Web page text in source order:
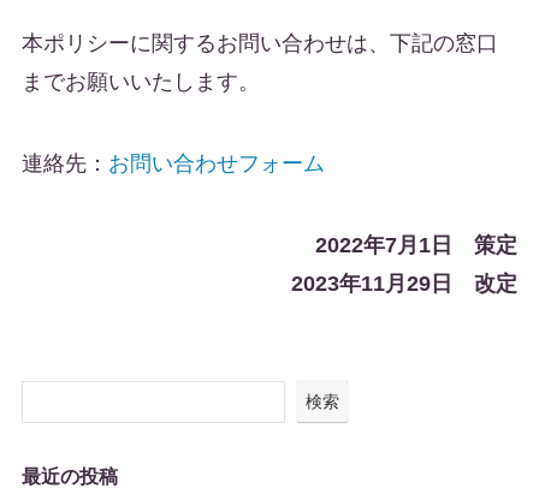
本ポリシーに関するお問い合わせは、下記の窓口
までお願いいたします。
連絡先： お問い合わせフォーム
2022年7月1日 策定
2023年11月29日 改定
検索
最近の投稿